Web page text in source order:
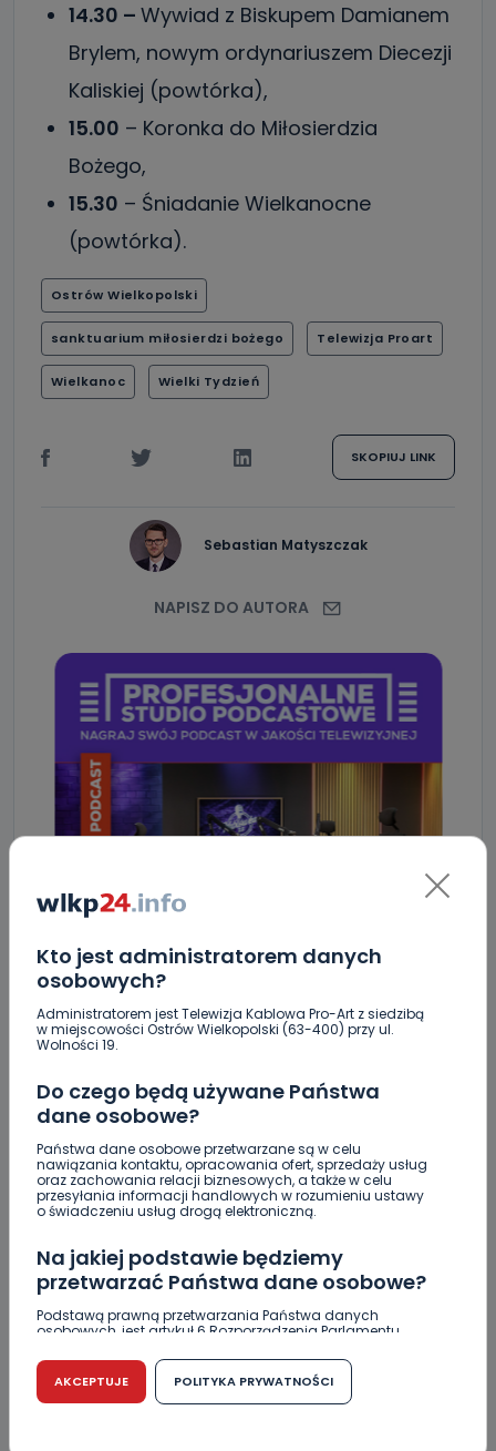
Kto jest administratorem danych
osobowych?
Administratorem jest Telewizja Kablowa Pro-Art z siedzibą
w miejscowości Ostrów Wielkopolski (63-400) przy ul.
Wolności 19.
Do czego będą używane Państwa
dane osobowe?
Państwa dane osobowe przetwarzane są w celu
nawiązania kontaktu, opracowania ofert, sprzedaży usług
oraz zachowania relacji biznesowych, a także w celu
przesyłania informacji handlowych w rozumieniu ustawy
o świadczeniu usług drogą elektroniczną.
Na jakiej podstawie będziemy
przetwarzać Państwa dane osobowe?
Podstawą prawną przetwarzania Państwa danych
osobowych, jest artykuł 6 Rozporządzenia Parlamentu
r. w sprawie ochrony osób fizycznych w związku z
przetwarzaniem danych osobowych w sprawie
swobodnego przepływu takich danych oraz uchylenia
dyrektywy 95/46/WE (RODO).
AKCEPTUJE POLITYKA PRYWATNOŚCI
14.30 – Wywiad z Biskupem Damianem
Brylem, nowym ordynariuszem Diecezji
Kaliskiej (powtórka),
15.00 – Koronka do Miłosierdzia
Bożego,
15.30 – Śniadanie Wielkanocne
(powtórka).
Ostrów Wielkopolski
sanktuarium miłosierdzi bożego Telewizja Proart
Wielkanoc Wielki Tydzień
SKOPIUJ LINK
Sebastian Matyszczak
NAPISZ DO AUTORA
ZOBACZ TAKŻE
06.08.2026 23:09
Crossfit kolejny raz opanuje
„Niezwykli ludzie, niezwykłe
podróże, niezwykłe…